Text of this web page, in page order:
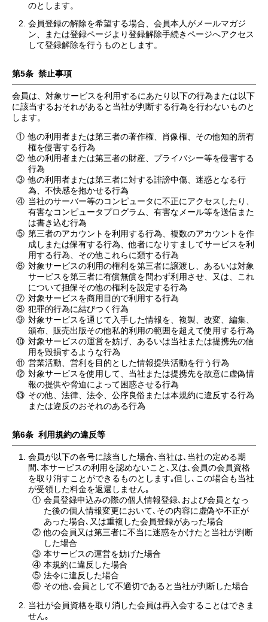
のとします。
会員登録の解除を希望する場合、会員本人がメールマガジ
ン、または登録ページより登録解除手続きページへアクセス
して登録解除を行うものとします。
第5条 禁止事項
会員は、対象サービスを利用するにあたり以下の行為または以下
に該当するおそれがあると当社が判断する行為を行わないものと
します。
① 他の利用者または第三者の著作権、肖像権、その他知的所有
権を侵害する行為
② 他の利用者または第三者の財産、プライバシー等を侵害する
行為
③ 他の利用者または第三者に対する誹謗中傷、迷惑となる行
為、不快感を抱かせる行為
④ 当社のサーバー等のコンピュータに不正にアクセスしたり、
有害なコンピュータプログラム、有害なメール等を送信また
は書き込む行為
⑤ 第三者のアカウントを利用する行為、複数のアカウントを作
成しまたは保有する行為、他者になりすましてサービスを利
用する行為、その他これらに類する行為
⑥ 対象サービスの利用の権利を第三者に譲渡し、あるいは対象
サービスを第三者に有償無償を問わず利用させ、又は、これ
について担保その他の権利を設定する行為
⑦ 対象サービスを商用目的で利用する行為
⑧ 犯罪的行為に結びつく行為
⑨ 対象サービスを通じて入手した情報を、複製、改変、編集、
頒布、販売出版その他私的利用の範囲を超えて使用する行為
⑩ 対象サービスの運営を妨げ、あるいは当社または提携先の信
用を毀損するような行為
⑪ 営業活動、営利を目的とした情報提供活動を行う行為
⑫ 対象サービスを使用して、当社または提携先を故意に虚偽情
報の提供や脅迫によって困惑させる行為
⑬ その他、法律、法令、公序良俗または本規約に違反する行為
または違反のおそれのある行為
第6条 利用規約の違反等
会員が以下の各号に該当した場合､当社は､当社の定める期
間､本サービスの利用を認めないこと､又は､会員の会員資格
を取り消すことができるものとします｡但し､この場合も当社
が受領した料金を返還しません｡
① 会員登録申込みの際の個人情報登録､および会員となっ
た後の個人情報変更において､その内容に虚偽や不正が
あった場合､又は重複した会員登録があった場合
② 他の会員又は第三者に不当に迷惑をかけたと当社が判断
した場合
③ 本サービスの運営を妨げた場合
④ 本規約に違反した場合
⑤ 法令に違反した場合
⑥ その他､会員として不適切であると当社が判断した場合
当社が会員資格を取り消した会員は再入会することはできま
せん｡